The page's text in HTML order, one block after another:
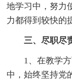
地学习中，努力
力都得到较快的
三、尽职尽责
1、在教学方
中，始终坚持党